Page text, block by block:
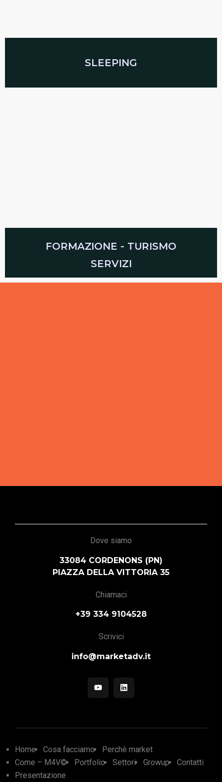
SLEEPING
FORMAZIONE - TURISMO
SERVIZI
Dove siamo
33084 CORDENONS (PN)
PIAZZA DELLA VITTORIA 35
Chiamaci
+39 334 9104528
Scrivici
info@marketadv.it
Home Cosa facciamo
Perchè market
Come – M4V©
Portfolio Settori Growup
Contatti
Presentazione